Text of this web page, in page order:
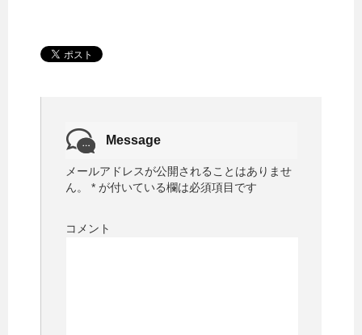
Message
メールアドレスが公開されることはありませ
ん。
* が付いている欄は必須項目です
コメント